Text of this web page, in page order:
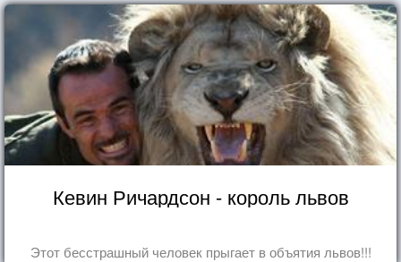
Кевин Ричардсон - король львов
Этот бесстрашный человек прыгает в объятия львов!!!